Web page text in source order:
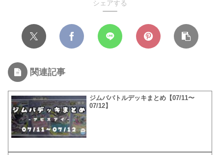
シェアする
関連記事
ジムババトルデッキまとめ【07/11〜
07/12】